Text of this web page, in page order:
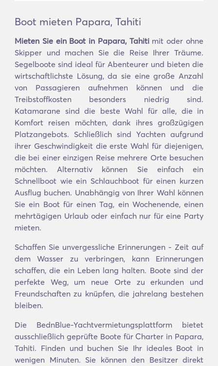
Boot mieten Papara, Tahiti
Mieten Sie ein Boot in Papara, Tahitimit oder ohne
Skipper und machen Sie die Reise Ihrer Träume.
Segelboote sind ideal für Abenteurer und bieten die
wirtschaftlichste Lösung, da sie eine große Anzahl
von Passagieren aufnehmen können und die
Treibstoffkosten besonders niedrig sind.
Katamarane sind die beste Wahl für alle, die in
Komfort reisen möchten, dank ihres großzügigen
Platzangebots. Schließlich sind Yachten aufgrund
ihrer Geschwindigkeit die erste Wahl für diejenigen,
die bei einer einzigen Reise mehrere Orte besuchen
möchten. Alternativ können Sie einfach ein
Schnellboot wie ein Schlauchboot für einen kurzen
Ausflug buchen. Unabhängig von Ihrer Wahl können
Sie ein Boot für einen Tag, ein Wochenende, einen
mehrtägigen Urlaub oder einfach nur für eine Party
mieten.
Schaffen Sie unvergessliche Erinnerungen - Zeit auf
dem Wasser zu verbringen, kann Erinnerungen
schaffen, die ein Leben lang halten. Boote sind der
perfekte Weg, um neue Orte zu erkunden und
Freundschaften zu knüpfen, die jahrelang bestehen
bleiben.
Die BednBlue-Yachtvermietungsplattform bietet
ausschließlich geprüfte Boote für Charter in Papara,
Tahiti. Finden und buchen Sie Ihr ideales Boot in
wenigen Minuten. Sie können den Besitzer direkt